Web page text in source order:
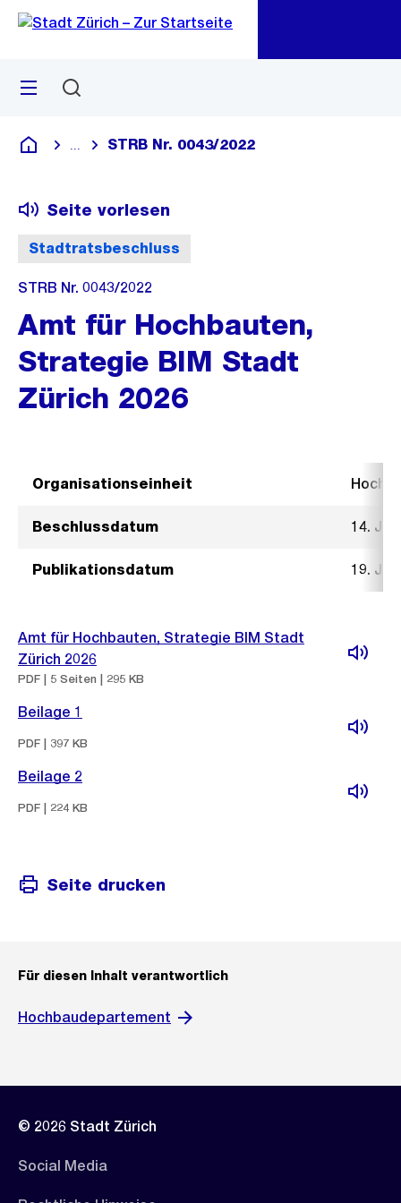
Navigation
Sprunglink
Menü
Deutsch
Blende alle Breadcrumbs ein
STRB Nr. 0043/2022
Stadtratsbeschluss
Seite vorlesen
STRB Nr. 0043/2022
Amt für Hochbauten,
Strategie BIM Stadt
Zürich 2026
Organisationseinheit
Beschlussdatum 14.
Publikationsdatum 19.
Amt für Hochbauten, Strategie BIM Stadt
Zürich 2026
PDF | 5 Seiten | 295 KB
Beilage 1
PDF | 397 KB
Beilage 2
PDF | 224 KB
Seite drucken
Für diesen Inhalt verantwortlich
Hochbaudepartement
© 2026 Stadt Zürich
Social Media